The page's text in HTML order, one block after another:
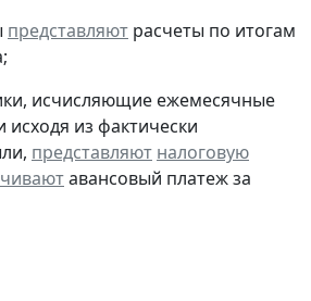
представляют расчеты по итогам
исчисляющие ежемесячные
из фактически
представляют налоговую
авансовый платеж за